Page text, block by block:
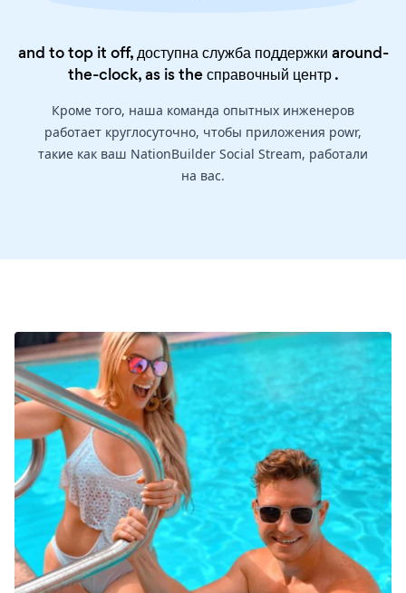
and to top it off, доступна служба поддержки around-
the-clock, as is theсправочный центр.
Кроме того, наша команда опытных инженеров
работает круглосуточно, чтобы приложения powr,
такие как ваш NationBuilder Social Stream, работали
на вас.